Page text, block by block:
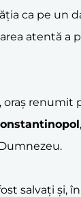
ca pe un
atentă a
renumit
salvați și,